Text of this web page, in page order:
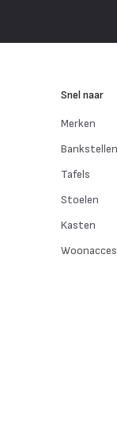
Snel naar
Merken
Bankstellen
Tafels
Stoelen
Kasten